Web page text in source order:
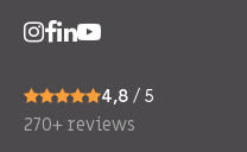
4,8 / 5
270+ reviews